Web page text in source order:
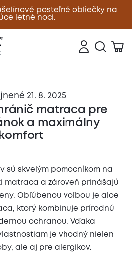
posteľné obliečky na
letné noci.
Zavrieť
21. 8. 2025
matraca pre
a maximálny
komfort
sú skvelým pomocníkom na
matraca a zároveň prinášajú
Obľúbenou voľbou je aloe
ktorý kombinuje prírodnú
ochranou. Vďaka
je vhodný nielen
ale aj pre alergikov.